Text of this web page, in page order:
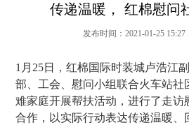
传递温暖， 红棉慰问
发布时间：2021-01-25
1月25日，红棉国际时装城卢浩江
部、工会、慰问小组联合火车站社
难家庭开展帮扶活动，进行了走访
合作，以实际行动表达传递温暖、